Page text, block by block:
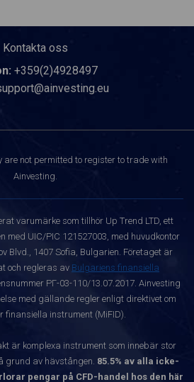
Kontakta oss
+359(2)4928497
are not permitted to register to trade with
Ainvesting.
varumärke som tillhör Up Trend LTD, ett
med UIC/PIC 121527003, med huvudkontor
Blvd., 1407 Sofia, Bulgarien. Företaget är
och regleras av Bulgariens finansiella
РГ-03-110/13.07.2017. Ainvesting
med gällande regler enligt direktivet om
finansiella instrument (MiFID).
är komplexa instrument som innebär stor
grund av hävstången. 85.5% av alla icke-
pengar på CFD-handel hos den här